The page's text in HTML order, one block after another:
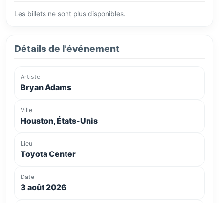
Les billets ne sont plus disponibles.
Détails de l’événement
Artiste
Bryan Adams
Ville
Houston, États-Unis
Lieu
Toyota Center
Date
3 août 2026